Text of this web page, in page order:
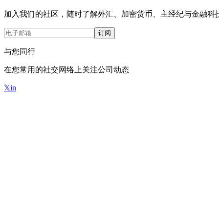
加入我们的社区，随时了解外汇、加密货币、主经纪与金融科
订阅
与您同行
在您常用的社交网络上关注公司动态
𝕏in